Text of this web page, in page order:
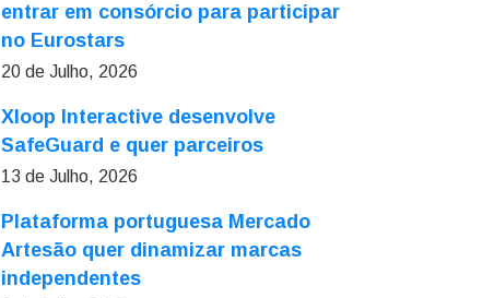
entrar em consórcio para participar
no Eurostars
20 de Julho, 2026
Xloop Interactive desenvolve
SafeGuard e quer parceiros
13 de Julho, 2026
Plataforma portuguesa Mercado
Artesão quer dinamizar marcas
independentes